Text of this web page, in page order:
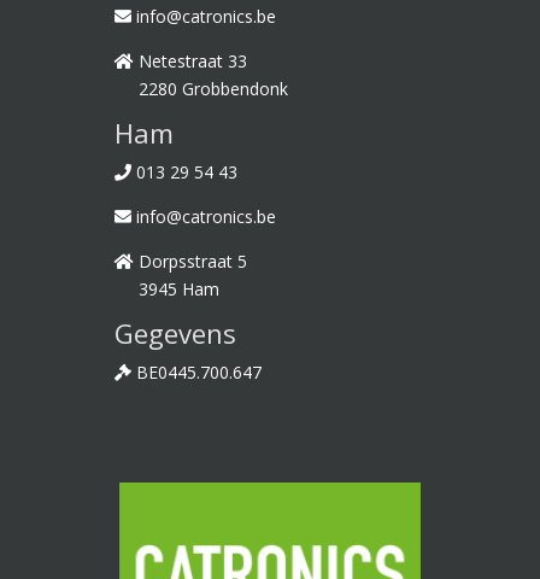
info@catronics.be
Netestraat 33
2280 Grobbendonk
Ham
013 29 54 43
info@catronics.be
Dorpsstraat 5
3945 Ham
Gegevens
BE0445.700.647